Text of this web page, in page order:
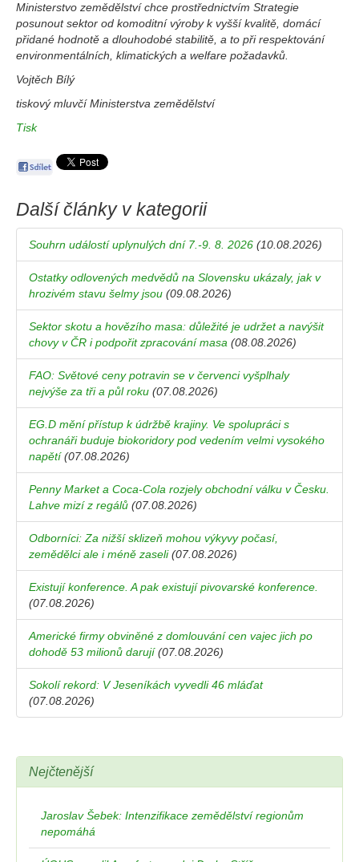
Ministerstvo zemědělství chce prostřednictvím Strategie
posunout sektor od komoditní výroby k vyšší kvalitě, domácí
přidané hodnotě a dlouhodobé stabilitě, a to při respektování
environmentálních, klimatických a welfare požadavků.
Vojtěch Bílý
tiskový mluvčí Ministerstva zemědělství
Tisk
Další články v kategorii
Souhrn událostí uplynulých dní 7.-9. 8. 2026 (10.08.2026)
Ostatky odlovených medvědů na Slovensku ukázaly, jak v
hrozivém stavu šelmy jsou (09.08.2026)
Sektor skotu a hovězího masa: důležité je udržet a navýšit
chovy v ČR i podpořit zpracování masa (08.08.2026)
FAO: Světové ceny potravin se v červenci vyšplhaly
nejvýše za tři a půl roku (07.08.2026)
EG.D mění přístup k údržbě krajiny. Ve spolupráci s
ochranáři buduje biokoridory pod vedením velmi vysokého
napětí(07.08.2026)
Penny Market a Coca-Cola rozjely obchodní válku v Česku.
Lahve mizí z regálů (07.08.2026)
Odborníci: Za nižší sklizeň mohou výkyvy počasí,
zemědělci ale i méně zaseli(07.08.2026)
Existují konference. A pak existují pivovarské konference.
(07.08.2026)
Americké firmy obviněné z domlouvání cen vajec jich po
dohodě 53 milionů darují(07.08.2026)
Sokolí rekord: V Jeseníkách vyvedli 46 mláďat
(07.08.2026)
Nejčtenější
Jaroslav Šebek: Intenzifikace zemědělství regionům
nepomáhá